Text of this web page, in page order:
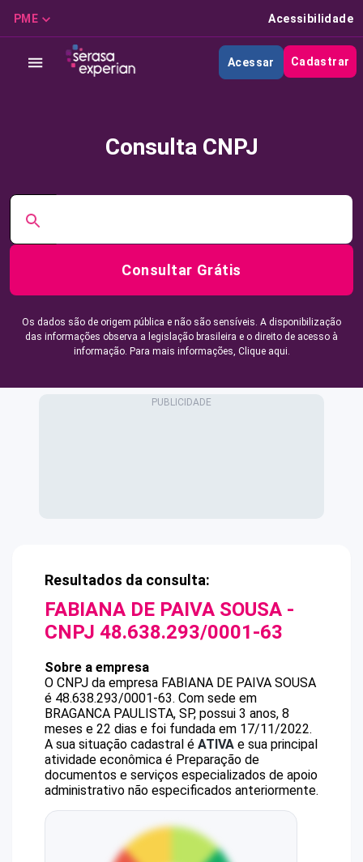
PME Acessibilidade
Acessar Cadastrar
Consulta CNPJ
Consultar Grátis
Os dados são de origem pública e não são sensíveis. A disponibilização
das informações observa a legislação brasileira e o direito de acesso à
informação. Para mais informações, Clique aqui.
Resultados da consulta:
FABIANA DE PAIVA SOUSA -
CNPJ 48.638.293/0001-63
Sobre a empresa
O CNPJ da empresa FABIANA DE PAIVA SOUSA
é 48.638.293/0001-63. Com sede em
BRAGANCA PAULISTA, SP, possui 3 anos, 8
meses e 22 dias e foi fundada em 17/11/2022.
A sua situação cadastral é ATIVA e sua principal
atividade econômica é Preparação de
documentos e serviços especializados de apoio
administrativo não especificados anteriormente.